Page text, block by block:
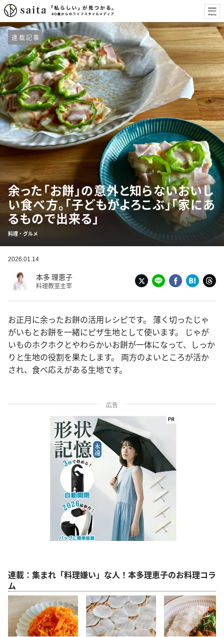
連載記事
余った「お餅」の意外と知らないおいし
い食べ方。「子どもがよろこぶ」「家にあ
るもので出来る」
料理・グルメ
2026.01.14
本多 理恵子
料理教室主宰
お正月に余ったお餅の活用レシピです。 薄く切ったじゃ
がいもとお餅を一緒にピザ生地として使います。 じゃが
いものホクホクとやわらかいお餅が一体になって、しっか
りと生地の役割を果たします。 両方のよいところが活か
され、食べ応えがある生地です。
広告
連載：集まれ「料理嫌い」な人！本多理恵子のお料理コラ
ム